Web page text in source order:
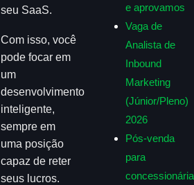
seu SaaS.
Com isso, você
pode focar em
um
desenvolvimento
inteligente,
sempre em
uma posição
capaz de reter
seus lucros.
e aprovamos
Vaga de
Analista de
Inbound
Marketing
(Júnior/Pleno)
2026
Pós-venda
para